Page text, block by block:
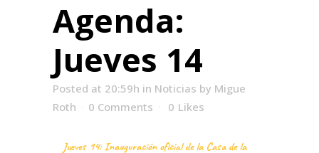
Agenda:
Jueves 14
Posted at 20:59h in Noticias by Migue
Roth
0 Comments 0 Likes
Jueves 14: Inauguración oficial de la Casa de la